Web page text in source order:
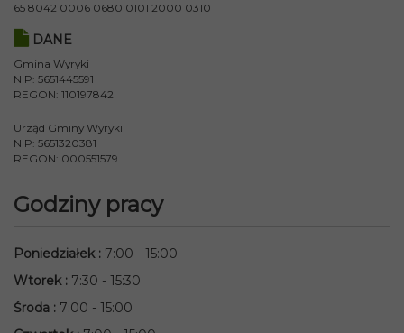
65 8042 0006 0680 0101 2000 0310
DANE
Gmina Wyryki
NIP: 5651445591
REGON: 110197842
Urząd Gminy Wyryki
NIP: 5651320381
REGON: 000551579
Godziny pracy
Poniedziałek: 7:00 - 15:00
Wtorek: 7:30 - 15:30
Środa : 7:00 - 15:00